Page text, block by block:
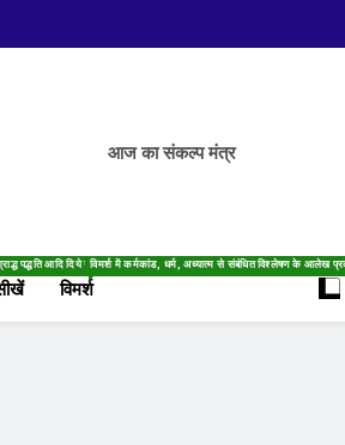
आज का संकल्प मंत्र
पद्धति आदि दिये गये हैं।
विमर्श
विमर्श में कर्मकांड, धर्म, अध्यात्म से संबंधित विश्लेषण के आलेख